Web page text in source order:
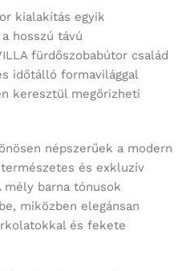
kialakítás egyik
hosszú távú
fürdőszobabútor család
időtálló formavilággal
keresztül megőrizheti
népszerűek a modern
és exkluzív
mély barna tónusok
miközben elegánsan
és fekete